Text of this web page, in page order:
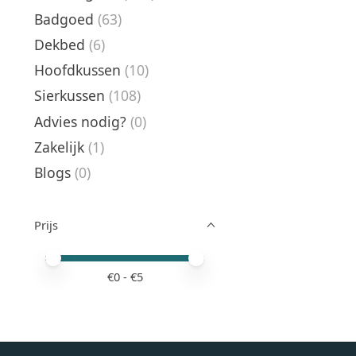
Badgoed (63)
Dekbed (6)
Hoofdkussen (10)
Sierkussen (108)
Advies nodig? (0)
Zakelijk (1)
Blogs (0)
Prijs
Minimale prijswaarde
Price maximum value
€0- €5